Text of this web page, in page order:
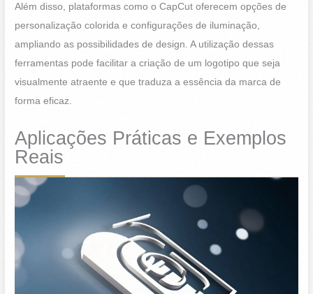
Além disso, plataformas como o CapCut oferecem opções de
personalização colorida e configurações de iluminação,
ampliando as possibilidades de design. A utilização dessas
ferramentas pode facilitar a criação de um logotipo que seja
visualmente atraente e que traduza a essência da marca de
forma eficaz.
Aplicações Práticas e Exemplos
Reais